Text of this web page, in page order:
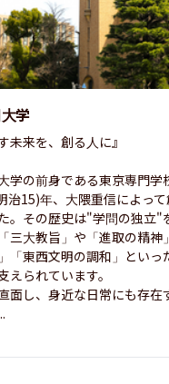
学
未来を、創る人に』
学の前身である東京専門学
治15)年、大隈重信によっ
。その歴史は"学問の独立"
三大教旨」や「進取の精神
「東西文明の調和」といっ
えられています。
面し、身近な日常にも存在